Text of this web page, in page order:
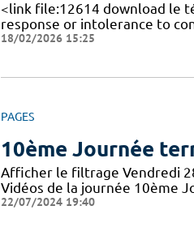
<link file:12614 download le
response or intolerance to
18/02/2026 15:25
PAGES
10ème Journée
Afficher le filtrage Vendredi
Vidéos de la journée 10ème
22/07/2024 19:40